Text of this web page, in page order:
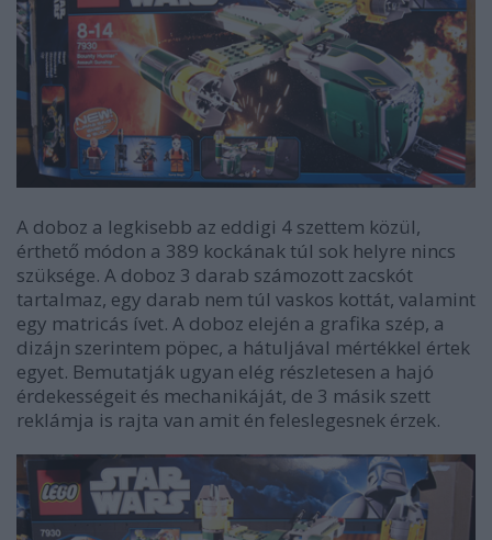
A doboz a legkisebb az eddigi 4 szettem közül,
érthető módon a 389 kockának túl sok helyre nincs
szüksége. A doboz 3 darab számozott zacskót
tartalmaz, egy darab nem túl vaskos kottát, valamint
egy matricás ívet. A doboz elején a grafika szép, a
dizájn szerintem pöpec, a hátuljával mértékkel értek
egyet. Bemutatják ugyan elég részletesen a hajó
érdekességeit és mechanikáját, de 3 másik szett
reklámja is rajta van amit én feleslegesnek érzek.